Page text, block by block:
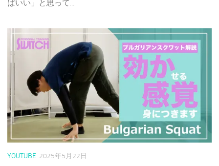
ばいい」と思って...
YOUTUBE 2025年5月22日